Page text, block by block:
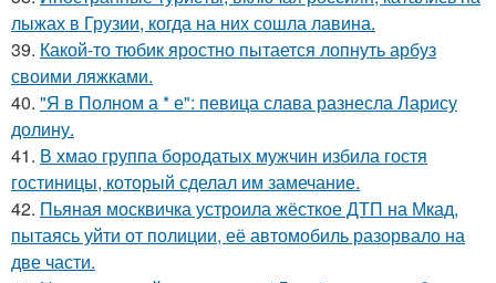
лыжах в Грузии, когда на них сошла лавина.
39. Какой-то тюбик яростно пытается лопнуть арбуз
своими ляжками.
40. "Я в Полном а * е": певица слава разнесла Ларису
долину.
41. В хмао группа бородатых мужчин избила гостя
гостиницы, который сделал им замечание.
42. Пьяная москвичка устроила жёсткое ДТП на Мкад,
пытаясь уйти от полиции, её автомобиль разорвало на
две части.